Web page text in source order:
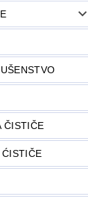
ČISTIČE